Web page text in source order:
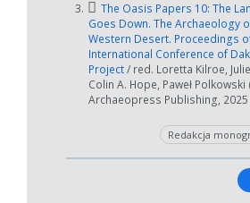
3.
The Oasis Papers 10: The
Goes Down. The Archaeology
Western Desert. Proceedings
International Conference of
Project/ red. Loretta Kilroe,
Colin A. Hope, Paweł Polkowski
Archaeopress Publishing, 2025
Redakcja